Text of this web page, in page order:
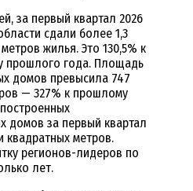
за первый квартал 2026
сдали более 1,3
жилья. Это 130,5% к
прошлого года. Площадь
домов превысила 747
— 327% к прошлому
домов за первый квартал
квадратных метров.
регионов-лидеров по
лет.